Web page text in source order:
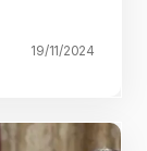
19/11/2024